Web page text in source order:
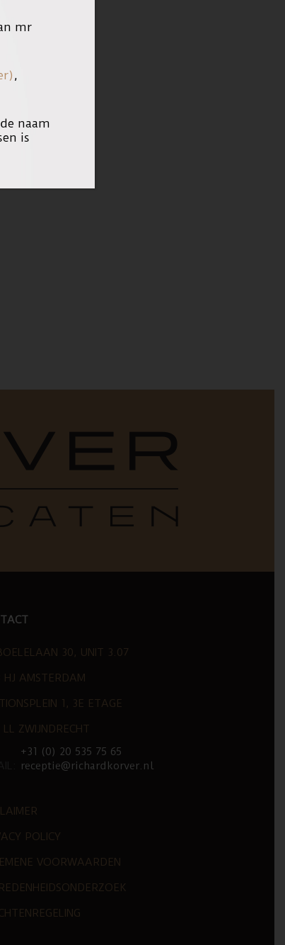
30, UNIT 3.07
HJ AMSTERDAM
1, 3E ETAGE
LL ZWIJNDRECHT
+31 (0) 20 535 75 65
receptie@richardkorver.nl
POLICY
VOORWAARDEN
mr
,
naam
is